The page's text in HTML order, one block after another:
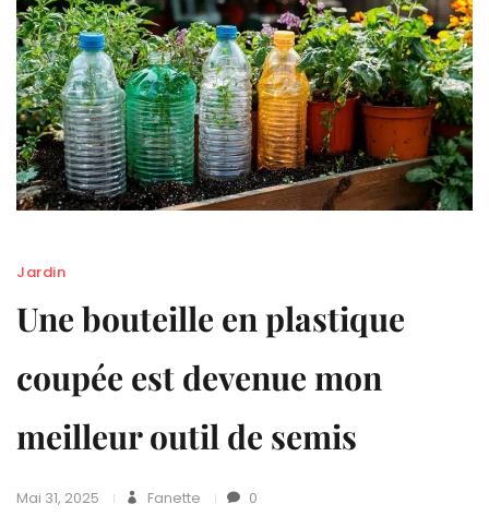
Jardin
Une bouteille en plastique
coupée est devenue mon
meilleur outil de semis
Mai 31, 2025 Fanette 0